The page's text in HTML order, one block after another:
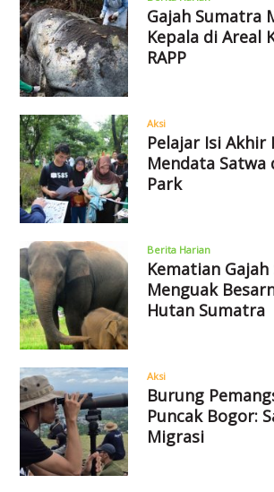
Gajah Sumatra
Kepala di Areal
RAPP
Aksi
Pelajar Isi Akhir
Mendata Satwa
Park
Berita Harian
Kematian
Menguak
Hutan Sumatra
Aksi
Burung
Puncak Bogor:
Migrasi